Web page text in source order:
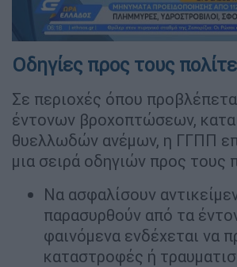
Οδηγίες προς τους
Σε περιοχές όπου
έντονων βροχοπτώσεων,
θυελλωδών ανέμων, η ΓΓΠΠ
μια σειρά οδηγιών προς τους
Να ασφαλίσουν
παρασυρθούν από τα
φαινόμενα ενδέχεται να
καταστροφές ή